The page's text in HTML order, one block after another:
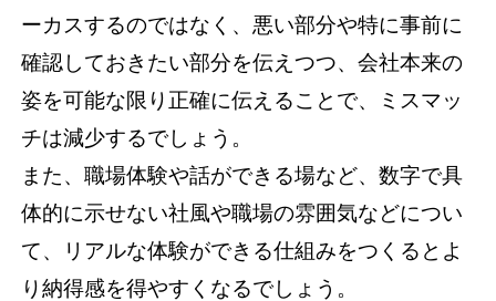
ーカスするのではなく、悪い部分や特に事前に
確認しておきたい部分を伝えつつ、会社本来の
姿を可能な限り正確に伝えることで、ミスマッ
チは減少するでしょう。
また、職場体験や話ができる場など、数字で具
体的に示せない社風や職場の雰囲気などについ
て、リアルな体験ができる仕組みをつくるとよ
り納得感を得やすくなるでしょう。